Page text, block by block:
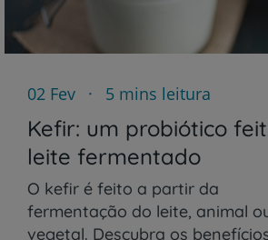
Prevenção e
Grandes Áreas
02 Fev 5 mins leitura
Kefir: um probiótico
leite fermentado
O kefir é feito a partir da
fermentação do leite, animal
vegetal. Descubra os